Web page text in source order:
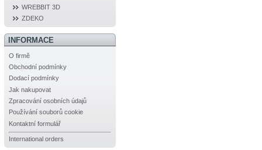
WREBBIT 3D
ZDEKO
INFORMACE
O firmě
Obchodní podmínky
Dodací podmínky
Jak nakupovat
Zpracování osobních údajů
Používání souborů cookie
Kontaktní formulář
International orders